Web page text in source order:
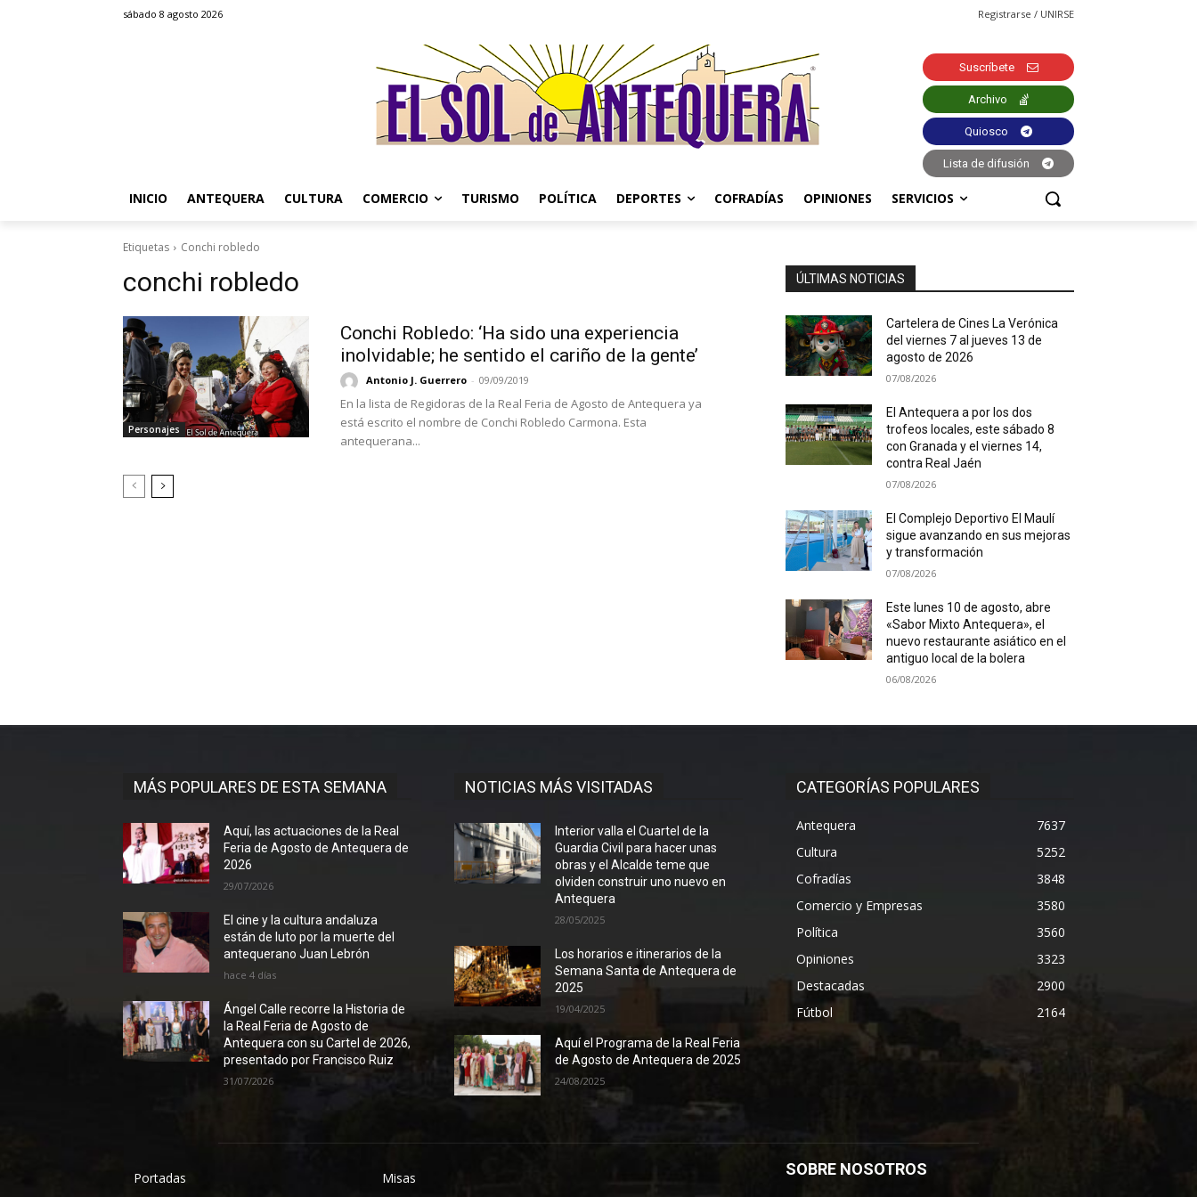
sábado 8 agosto 2026 Registrarse / UNIRSE
Suscríbete
Archivo
Quiosco
Lista de difusión
INICIO ANTEQUERA CULTURA COMERCIO TURISMO POLÍTICA DEPORTES COFRADÍAS OPINIONES SERVICIOS
Etiquetas Conchi robledo
conchi robledo
Personajes
Conchi Robledo: ‘Ha sido una experiencia
inolvidable; he sentido el cariño de la gente’
Antonio J. Guerrero - 09/09/2019
En la lista de Regidoras de la Real Feria de Agosto de Antequera ya
está escrito el nombre de Conchi Robledo Carmona. Esta
antequerana...
ÚLTIMAS NOTICIAS
Cartelera de Cines La Verónica
del viernes 7 al jueves 13 de
agosto de 2026
07/08/2026
El Antequera a por los dos
trofeos locales, este sábado 8
con Granada y el viernes 14,
contra Real Jaén
07/08/2026
El Complejo Deportivo El Maulí
sigue avanzando en sus mejoras
y transformación
07/08/2026
Este lunes 10 de agosto, abre
«Sabor Mixto Antequera», el
nuevo restaurante asiático en el
antiguo local de la bolera
06/08/2026
MÁS POPULARES DE ESTA SEMANA
Aquí, las actuaciones de la Real
Feria de Agosto de Antequera de
2026
29/07/2026
El cine y la cultura andaluza
están de luto por la muerte del
antequerano Juan Lebrón
hace 4 días
Ángel Calle recorre la Historia de
la Real Feria de Agosto de
Antequera con su Cartel de 2026,
presentado por Francisco Ruiz
31/07/2026
NOTICIAS MÁS VISITADAS
Interior valla el Cuartel de la
Guardia Civil para hacer unas
obras y el Alcalde teme que
olviden construir uno nuevo en
Antequera
28/05/2025
Los horarios e itinerarios de la
Semana Santa de Antequera de
2025
19/04/2025
Aquí el Programa de la Real Feria
de Agosto de Antequera de 2025
24/08/2025
CATEGORÍAS POPULARES
Antequera
7637
Cultura
5252
Cofradías
3848
Comercio y Empresas
3580
Política
3560
Opiniones
3323
Destacadas
2900
Fútbol
2164
Portadas
Misas
SOBRE NOSOTROS